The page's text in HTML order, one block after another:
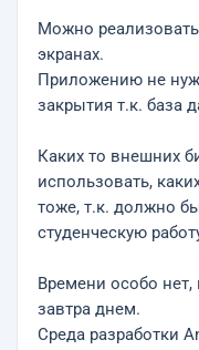
Можно
экранах.
Приложению не
закрытия т.к. база
Каких то внешних
использовать,
тоже, т.к. должно
студенческую
Времени особо нет,
завтра днем.
Среда разработки